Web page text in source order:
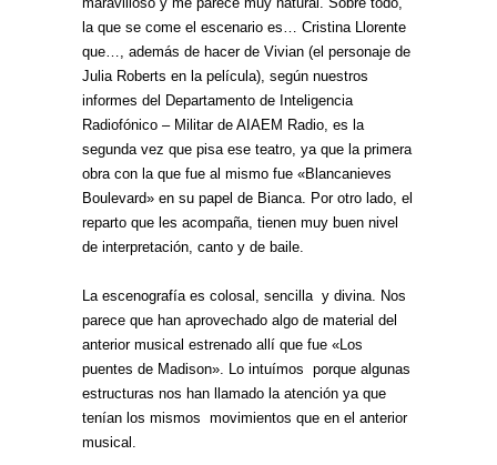
la que se come el escenario es… Cristina Llorente
que…, además de hacer de Vivian (el personaje de
Julia Roberts en la película), según nuestros
informes del Departamento de Inteligencia
Radiofónico – Militar de AIAEM Radio, es la
segunda vez que pisa ese teatro, ya que la primera
obra con la que fue al mismo fue «Blancanieves
Boulevard» en su papel de Bianca. Por otro lado, el
reparto que les acompaña, tienen muy buen nivel
de interpretación, canto y de baile.
La escenografía es colosal, sencilla y divina. Nos
parece que han aprovechado algo de material del
anterior musical estrenado allí que fue «Los
puentes de Madison». Lo intuímos porque algunas
estructuras nos han llamado la atención ya que
tenían los mismos movimientos que en el anterior
musical.